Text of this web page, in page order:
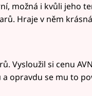
možná i kvůli jeho
Hraje v něm krásná
Vysloužil si cenu
opravdu se mu to